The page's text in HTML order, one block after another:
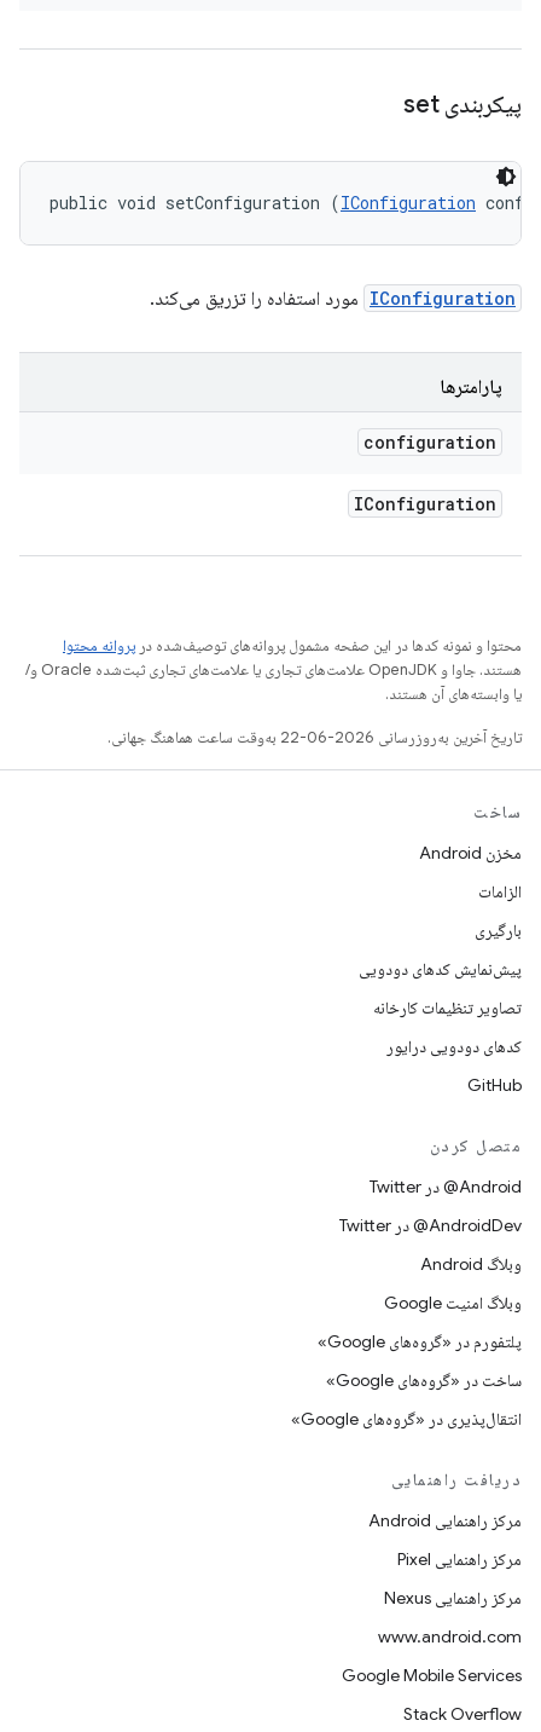
پیکربندی set
public void setConfiguration (IConfiguration
IConfiguration مورد استفاده را تزریق می‌کند.
پارامترها
configuration
IConfiguration
محتوا و نمونه کدها در این صفحه مشمول پروانه‌های توصیف‌شده در پروانه محتوا
هستند. جاوا و OpenJDK علامت‌های تجاری یا علامت‌های تجاری ثبت‌شده Oracle و/
یا وابسته‌های آن هستند.
تاریخ آخرین به‌روزرسانی 2026-06-22 به‌وقت ساعت هماهنگ جهانی.
ساخت
مخزن Android
الزامات
بارگیری
پیش‌نمایش کدهای دودویی
تصاویر تنظیمات کارخانه
کدهای دودویی درایور
GitHub
متصل کردن
Android@ در Twitter
AndroidDev@ در Twitter
وبلاگ Android
وبلاگ امنیت Google
پلتفورم در «گروه‌های Google»
ساخت در «گروه‌های Google»
انتقال‌پذیری در «گروه‌های Google»
دریافت راهنمایی
مرکز راهنمایی Android
مرکز راهنمایی Pixel
مرکز راهنمایی Nexus
www.android.com
Google Mobile Services
Stack Overflow